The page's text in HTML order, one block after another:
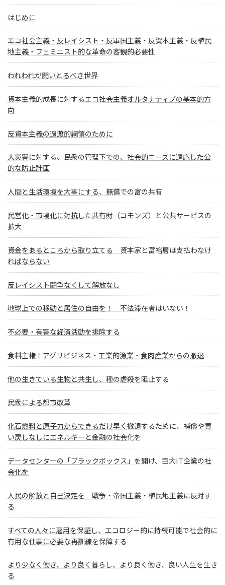
はじめに
エコ社会主義・反レイシスト・反軍国主義・反資本主義・反植民
地主義・フェミニスト的な革命の客観的必要性
われわれが闘いとるべき世界
資本主義的成長に対するエコ社会主義オルタナティブの基本的方
向
反資本主義の過渡的綱領のために
大災害に対する、民衆の管理下での、社会的ニーズに適応した公
的な防止計画
人間と生活環境を大事にする、無償での富の共有
民営化・市場化に対抗した共有財（コモンズ）と公共サービスの
拡大
資金をあるところから取り立てる 資本家と富裕層は支払わなけ
ればならない
反レイシスト闘争なくして解放なし
地球上での移動と居住の自由を！ 不法滞在者はいない！
不必要・有害な経済活動を排除する
食料主権！アグリビジネス・工業的漁業・食肉産業からの撤退
他の生きている生物と共生し、種の虐殺を阻止する
民衆による都市改革
化石燃料と原子力からできるだけ早く撤退するために、補償や買
い戻しなしにエネルギーと金融の社会化を
データセンターの「ブラックボックス」を開け、巨大IT企業の社
会化を
人民の解放と自己決定を 戦争・帝国主義・植民地主義に反対す
る
すべての人々に雇用を保証し、エコロジー的に持続可能で社会的に
有用な仕事に必要な再訓練を保障する
より少なく働き、より良く暮らし、より良く働き、良い人生を生き
る